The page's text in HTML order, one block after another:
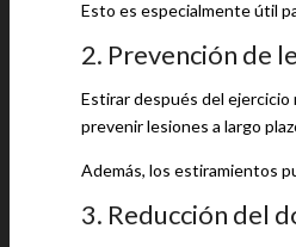
Esto es especialmente útil
2. Prevención de
Estirar después del ejercicio
prevenir lesiones a largo
Además, los estiramientos
3. Reducción del